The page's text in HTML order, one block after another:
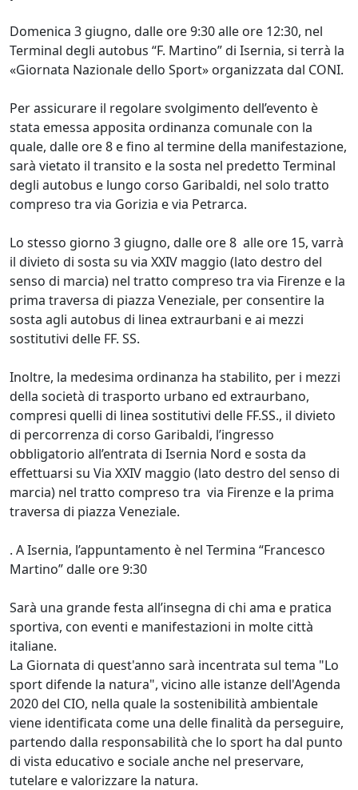
Domenica 3 giugno, dalle ore 9:30 alle ore 12:30, nel
Terminal degli autobus “F. Martino” di Isernia, si terrà la
«Giornata Nazionale dello Sport» organizzata dal CONI.
Per assicurare il regolare svolgimento dell’evento è
stata emessa apposita ordinanza comunale con la
quale, dalle ore 8 e fino al termine della manifestazione,
sarà vietato il transito e la sosta nel predetto Terminal
degli autobus e lungo corso Garibaldi, nel solo tratto
compreso tra via Gorizia e via Petrarca.
Lo stesso giorno 3 giugno, dalle ore 8 alle ore 15, varrà
il divieto di sosta su via XXIV maggio (lato destro del
senso di marcia) nel tratto compreso tra via Firenze e la
prima traversa di piazza Veneziale, per consentire la
sosta agli autobus di linea extraurbani e ai mezzi
sostitutivi delle FF. SS.
Inoltre, la medesima ordinanza ha stabilito, per i mezzi
della società di trasporto urbano ed extraurbano,
compresi quelli di linea sostitutivi delle FF.SS., il divieto
di percorrenza di corso Garibaldi, l’ingresso
obbligatorio all’entrata di Isernia Nord e sosta da
effettuarsi su Via XXIV maggio (lato destro del senso di
marcia) nel tratto compreso tra via Firenze e la prima
traversa di piazza Veneziale.
. A Isernia, l’appuntamento è nel Termina “Francesco
Martino” dalle ore 9:30
Sarà una grande festa all’insegna di chi ama e pratica
sportiva, con eventi e manifestazioni in molte città
italiane.
La Giornata di quest'anno sarà incentrata sul tema "Lo
sport difende la natura", vicino alle istanze dell'Agenda
2020 del CIO, nella quale la sostenibilità ambientale
viene identificata come una delle finalità da perseguire,
partendo dalla responsabilità che lo sport ha dal punto
di vista educativo e sociale anche nel preservare,
tutelare e valorizzare la natura.